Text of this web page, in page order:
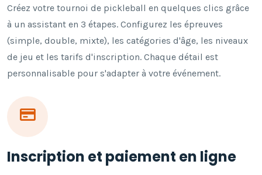
Créez votre tournoi de pickleball en quelques clics grâce
à un assistant en 3 étapes. Configurez les épreuves
(simple, double, mixte), les catégories d'âge, les niveaux
de jeu et les tarifs d'inscription. Chaque détail est
personnalisable pour s'adapter à votre événement.
Inscription et paiement en ligne